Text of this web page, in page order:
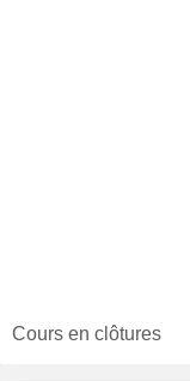
Cours en clôtures